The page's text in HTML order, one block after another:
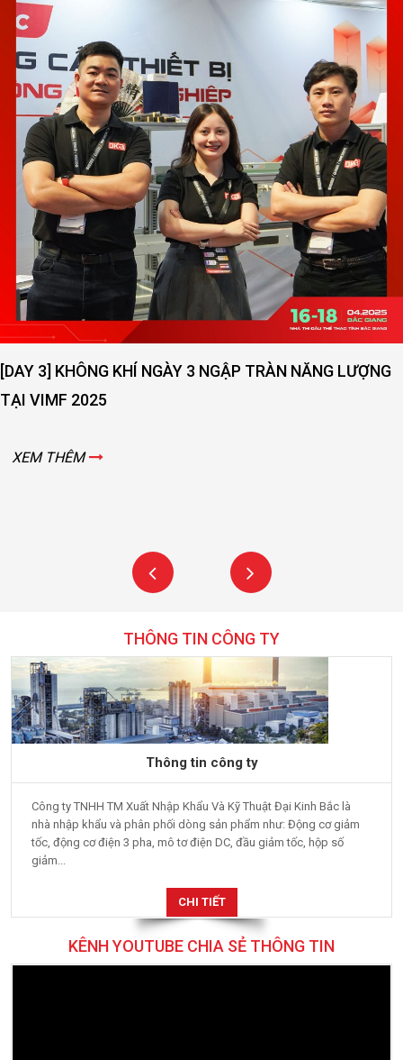
[DAY 3] KHÔNG KHÍ NGÀY 3 NGẬP TRÀN NĂNG LƯỢNG
TẠI VIMF 2025
XEM THÊM
THÔNG TIN CÔNG TY
Thông tin công ty
Công ty TNHH TM Xuất Nhập Khẩu Và Kỹ Thuật Đại Kinh Bắc là
nhà nhập khẩu và phân phối dòng sản phẩm như: Động cơ giảm
tốc, động cơ điện 3 pha, mô tơ điện DC, đầu giảm tốc, hộp số
giảm...
CHI TIẾT
KÊNH YOUTUBE CHIA SẺ THÔNG TIN